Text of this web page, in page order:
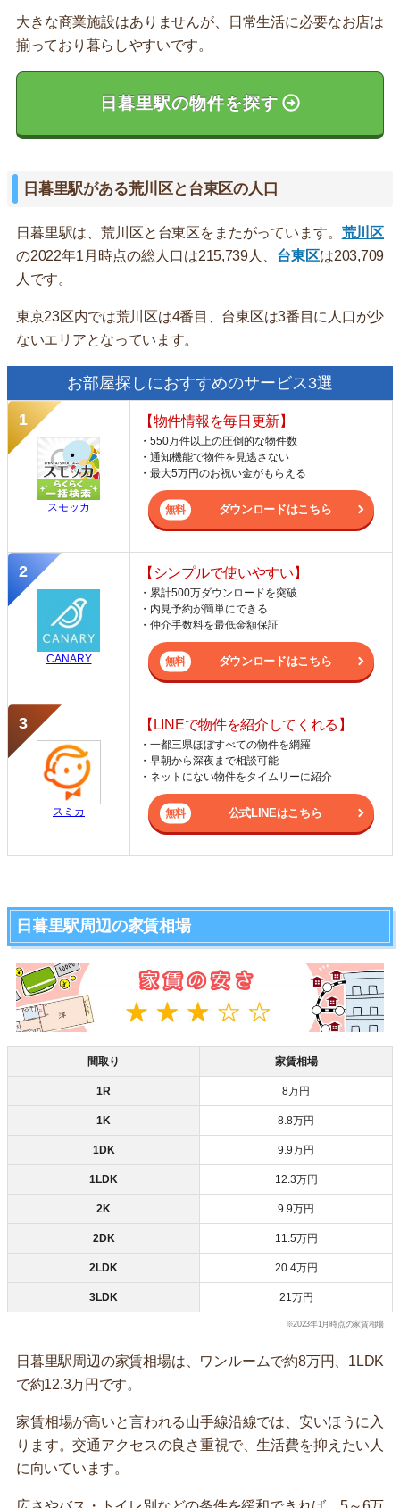
大きな商業施設はありませんが、日常生活に必要なお店は
揃っており暮らしやすいです。
日暮里駅の物件を探す
日暮里駅がある荒川区と台東区の人口
日暮里駅は、荒川区と台東区をまたがっています。 荒川区
の2022年1月時点の総人口は215,739人、 台東区は203,709
人です。
東京23区内では荒川区は4番目、台東区は3番目に人口が少
ないエリアとなっています。
お部屋探しにおすすめのサービス3選
スモッカ
【物件情報を毎日更新】
・550万件以上の圧倒的な物件数
・通知機能で物件を見逃さない
・最大5万円のお祝い金がもらえる
ダウンロードはこちら
CANARY
【シンプルで使いやすい】
・累計500万ダウンロードを突破
・内見予約が簡単にできる
・仲介手数料を最低金額保証
ダウンロードはこちら
スミカ
【LINEで物件を紹介してくれる】
・一都三県ほぼすべての物件を網羅
・早朝から深夜まで相談可能
・ネットにない物件をタイムリーに紹介
公式LINEはこちら
日暮里駅周辺の家賃相場
間取り 家賃相場
1R 8万円
1K 8.8万円
1DK 9.9万円
1LDK 12.3万円
2K 9.9万円
2DK 11.5万円
2LDK 20.4万円
3LDK 21万円
※2023年1月時点の家賃相場
日暮里駅周辺の家賃相場は、ワンルームで約8万円、1LDK
で約12.3万円です。
家賃相場が高いと言われる山手線沿線では、安いほうに入
ります。交通アクセスの良さ重視で、生活費を抑えたい人
に向いています。